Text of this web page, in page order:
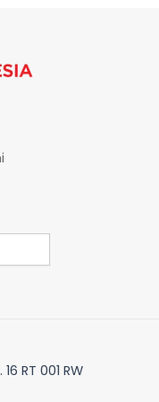
RT 001 RW